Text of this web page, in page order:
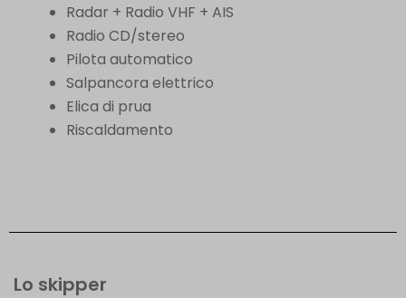
Radar + Radio VHF + AIS
Radio CD/stereo
Pilota automatico
Salpancora elettrico
Elica di prua
Riscaldamento
Lo skipper